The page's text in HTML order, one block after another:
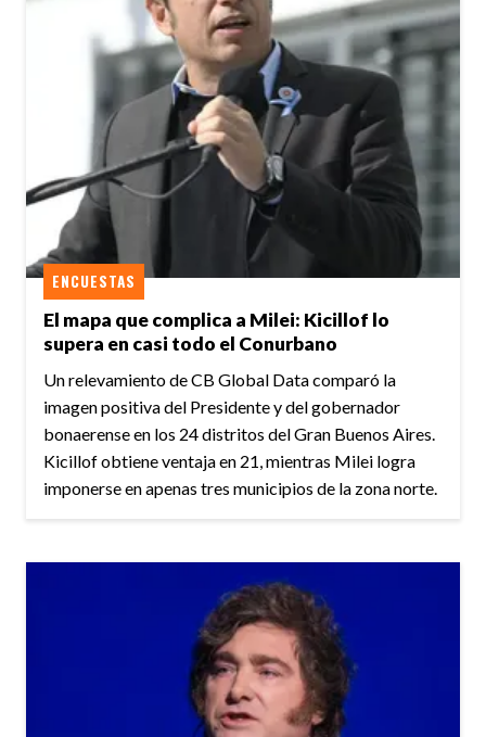
El mapa que complica a Milei: Kicillof lo
supera en casi todo el Conurbano
ENCUESTAS
Un relevamiento de CB Global Data comparó la
imagen positiva del Presidente y del gobernador
bonaerense en los 24 distritos del Gran Buenos Aires.
Kicillof obtiene ventaja en 21, mientras Milei logra
imponerse en apenas tres municipios de la zona norte.